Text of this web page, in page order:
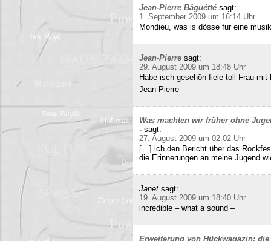
Jean-Pierre Bâguétté sagt:
1. September 2009 um 16:14 Uhr
Mondieu, was is dösse fur eine
Jean-Pierre sagt:
29. August 2009 um 18:48 Uhr
Habe isch gesehön fiele toll Frau
Jean-Pierre
Was machten wir früher ohne
- sagt:
27. August 2009 um 02:02 Uhr
[…] ich den Bericht über das
die Erinnerungen an meine Jugend
Janet sagt:
19. August 2009 um 18:40 Uhr
incredible – what a sound –
Erweiterung von Hückwagazin: